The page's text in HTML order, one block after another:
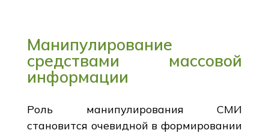
Манипулирование
средствами массовой
информации
Роль манипулирования СМИ
становится очевидной в формировании